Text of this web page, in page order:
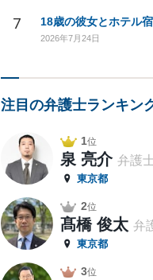
7
2026年7月24日
注目の弁護士ランキン
1位
泉 亮介 弁護
東京都
2位
髙橋 俊太 弁
東京都
3位